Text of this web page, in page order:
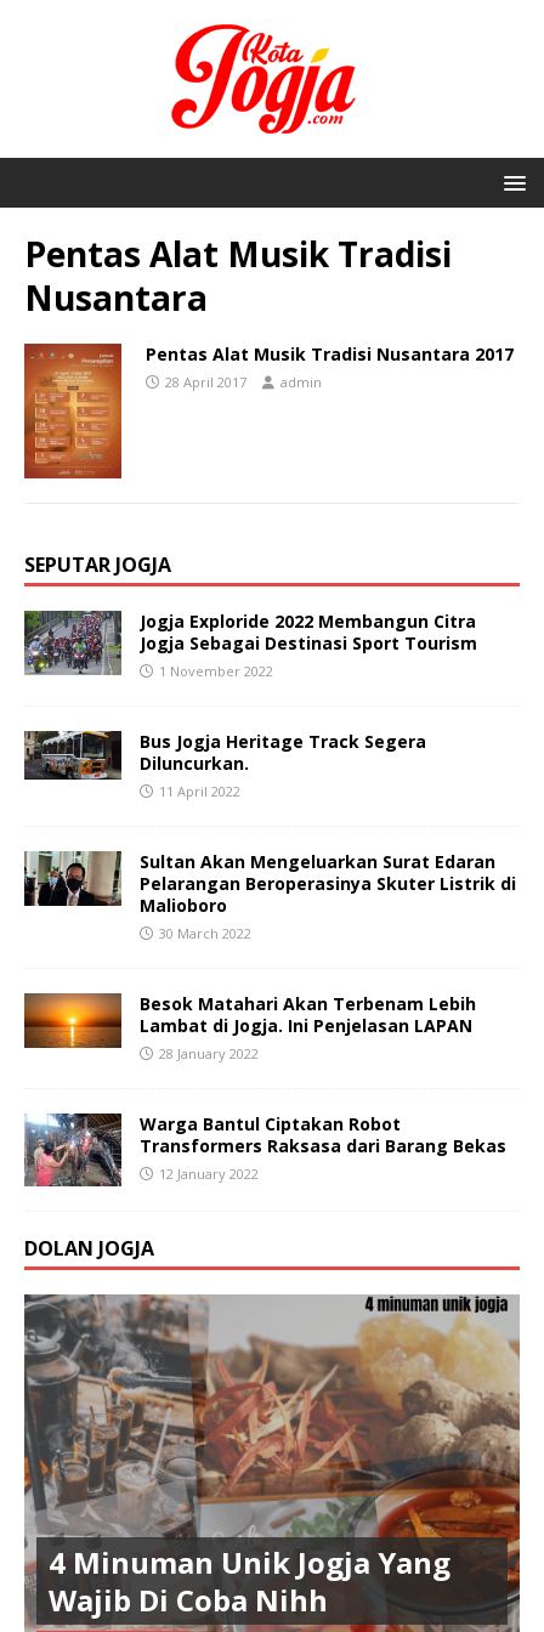
Pentas Alat Musik Tradisi
Nusantara
Pentas Alat Musik Tradisi Nusantara 2017
28 April 2017 admin
SEPUTAR JOGJA
Jogja Exploride 2022 Membangun Citra
Jogja Sebagai Destinasi Sport Tourism
1 November 2022
Bus Jogja Heritage Track Segera
Diluncurkan.
11 April 2022
Sultan Akan Mengeluarkan Surat Edaran
Pelarangan Beroperasinya Skuter Listrik di
Malioboro
30 March 2022
Besok Matahari Akan Terbenam Lebih
Lambat di Jogja. Ini Penjelasan LAPAN
28 January 2022
Warga Bantul Ciptakan Robot
Transformers Raksasa dari Barang Bekas
12 January 2022
DOLAN JOGJA
4 Minuman Unik Jogja Yang
Wajib Di Coba Nihh